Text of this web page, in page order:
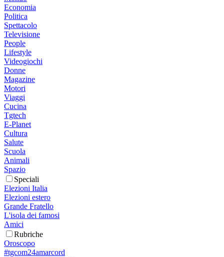
Economia
Politica
Spettacolo
Televisione
People
Lifestyle
Videogiochi
Donne
Magazine
Motori
Viaggi
Cucina
Tgtech
E-Planet
Cultura
Salute
Scuola
Animali
Spazio
Speciali
Elezioni Italia
Elezioni estero
Grande Fratello
L'isola dei famosi
Amici
Rubriche
Oroscopo
#tgcom24amarcord